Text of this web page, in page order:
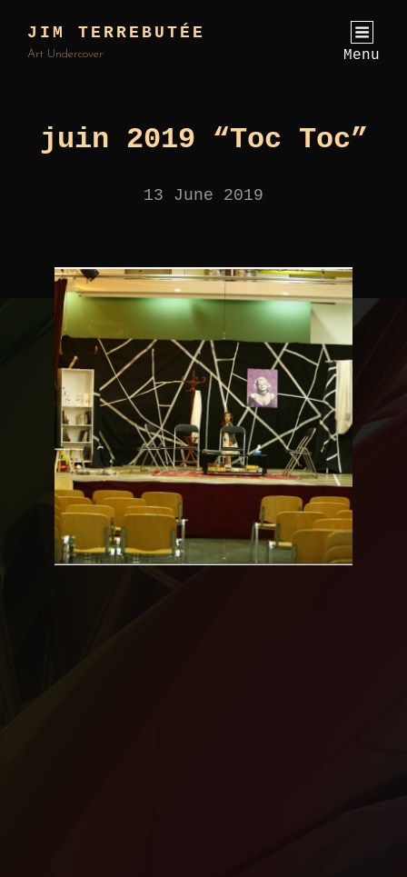
JIM TERREBUTÉE
Art Undercover Menu
juin 2019 “Toc Toc”
13 June 2019